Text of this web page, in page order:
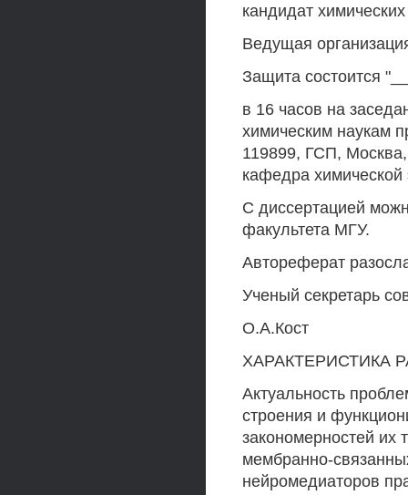
кандидат
Ведущая
Защита состоится
в 16 часов на
химическим наукам
119899, ГСП,
кафедра химической
С диссертацией
факультета МГУ.
Автореферат
Ученый секретарь
О.А.Кост
ХАРАКТЕРИСТИКА
Актуальность
строения и
закономерностей их
мембранно-
нейромедиаторов